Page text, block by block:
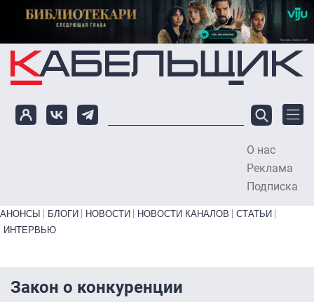
Перейти к основному содержанию
О нас
Реклама
Подписка
Primary links bottom
АНОНСЫ БЛОГИ НОВОСТИ НОВОСТИ КАНАЛОВ
СТАТЬИ
ИНТЕРВЬЮ
Закон о конкуренции